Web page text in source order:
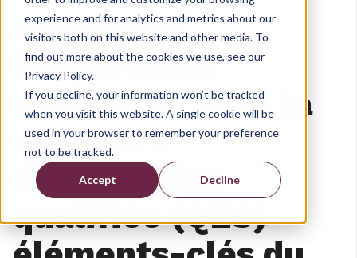
experience and for analytics and metrics about our
visitors both on this website and other media. To
find out more about the cookies we use, see our
Privacy Policy.
If you decline, your information won’t be tracked
when you visit this website. A single cookie will be
used in your browser to remember your preference
not to be tracked.
Accept Decline
Améliorer
l’expérience
utilisateur avec la
signature
électronique
qualifiée (QES) –